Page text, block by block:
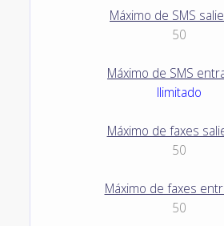
Máximo de SMS
50
Máximo de SMS
Ilimitado
Máximo de faxes
50
Máximo de faxes
50